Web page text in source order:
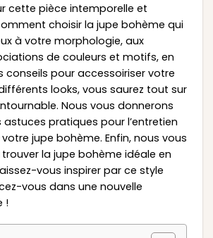
cette pièce intemporelle et
choisir la jupe bohème qui
à votre morphologie, aux
de couleurs et motifs, en
conseils pour accessoiriser votre
looks, vous saurez tout sur
Nous vous donnerons
pratiques pour l’entretien
jupe bohème. Enfin, nous vous
la jupe bohème idéale en
vous inspirer par ce style
vous dans une nouvelle
!